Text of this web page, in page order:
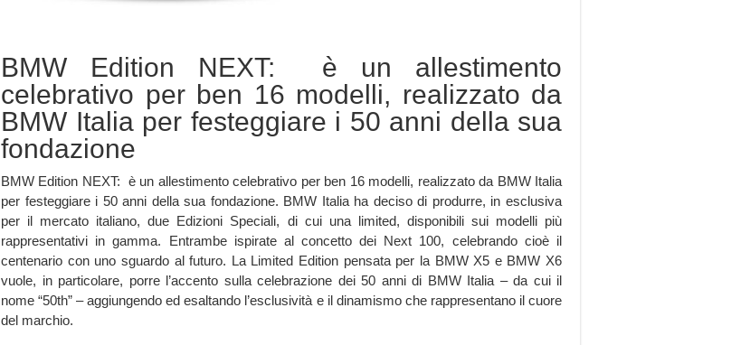
BMW Edition NEXT: è un allestimento
celebrativo per ben 16 modelli, realizzato da
BMW Italia per festeggiare i 50 anni della sua
fondazione
BMW Edition NEXT: è un allestimento celebrativo per ben 16 modelli, realizzato da BMW Italia
per festeggiare i 50 anni della sua fondazione. BMW Italia ha deciso di produrre, in esclusiva
per il mercato italiano, due Edizioni Speciali, di cui una limited, disponibili sui modelli più
rappresentativi in gamma. Entrambe ispirate al concetto dei Next 100, celebrando cioè il
centenario con uno sguardo al futuro. La Limited Edition pensata per la BMW X5 e BMW X6
vuole, in particolare, porre l’accento sulla celebrazione dei 50 anni di BMW Italia – da cui il
nome “50th” – aggiungendo ed esaltando l’esclusività e il dinamismo che rappresentano il cuore
del marchio.